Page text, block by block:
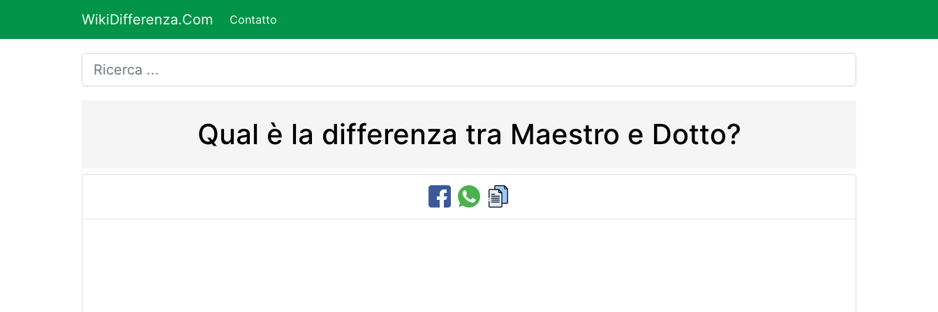
WikiDifferenza.Com Contatto
Qual è la differenza tra Maestro e Dotto?